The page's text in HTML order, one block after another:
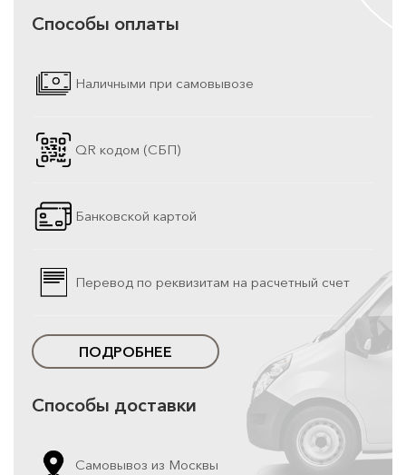
Способы оплаты
Наличными при самовывозе
QR кодом (СБП)
Банковской картой
Перевод по реквизитам на расчетный счет
ПОДРОБНЕЕ
Способы доставки
Самовывоз из Москвы